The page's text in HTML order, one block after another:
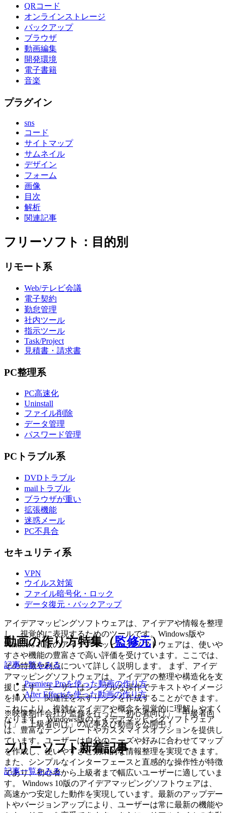
QRコード
オンラインストレージ
バックアップ
ブラウザ
動画編集
開発環境
電子書籍
音楽
プラグイン
sns
コード
サイトマップ
サムネイル
デザイン
フォーム
画像
目次
解析
関連記事
フリーソフト：目的別
リモート系
Web/テレビ会議
電子契約
勤怠管理
社内ツール
指示ツール
Task/Project
見積書・請求書
PC整理系
PC高速化
Uninstall
ファイル削除
データ管理
パスワード管理
PCトラブル系
DVDトラブル
mailトラブル
ブラウザが重い
拡張機能
迷惑メール
PC不具合
セキュリティ系
VPN
ウイルス対策
ファイル暗号化・ロック
データ復元・バックアップ
アイデアマッピングソフトウェアは、アイデアや情報を整理
し、視覚的に表現するためのツールです。Windows版や
Windows 10版のアイデアマッピングソフトウェアは、使いや
すさや機能の豊富さで高い評価を受けています。ここでは、
その特徴や利点について詳しく説明します。 まず、アイデ
アマッピングソフトウェアは、アイデアの整理や構造化を支
援します。ユーザーはシンプルな操作でテキストやイメージ
を挿入し、関連性を示すリンクを作成することができます。
これにより、複雑なアイデアや概念を視覚的に理解しやすく
なります。 Windows版のアイデアマッピングソフトウェア
は、豊富なテンプレートやカスタマイズオプションを提供し
ています。ユーザーは自分のニーズや好みに合わせてマップ
を作成し、使いやすさと効果的な情報整理を実現できます。
また、シンプルなインターフェースと直感的な操作性が特徴
であり、初心者から上級者まで幅広いユーザーに適していま
す。 Windows 10版のアイデアマッピングソフトウェアは、
高速かつ安定した動作を実現しています。最新のアップデー
トやバージョンアップにより、ユーザーは常に最新の機能や
動画の作り方特集（監修元）
記事一覧をみる
Premiere Proを使った動画の作り方
After Effectsを使った動画の作り方
※映像制作会社が監修を行った「初心者向け」「中級者向
け」「上級者向け」の記事及び動画を公開中！
フリーソフト新着記事
記事一覧をみる